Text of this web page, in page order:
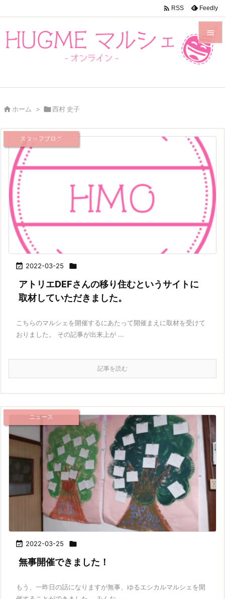


メニュ
前へ

 RSS Feedly
 ホーム > 西村 史子
 2022-03-25 
スタッフブログ
アトリエDEFさんの移り住むというサイトに
取材していただきました。
こちらのマルシェを開催するにあたって開催まえに取材を受けて
おりました。 その記事が出来上が ...
記事を読む
 2022-03-25 
ニュース
無事開催できました！
もう、一昨日の話になりますが無事、ゆるエシカルマルシェを開